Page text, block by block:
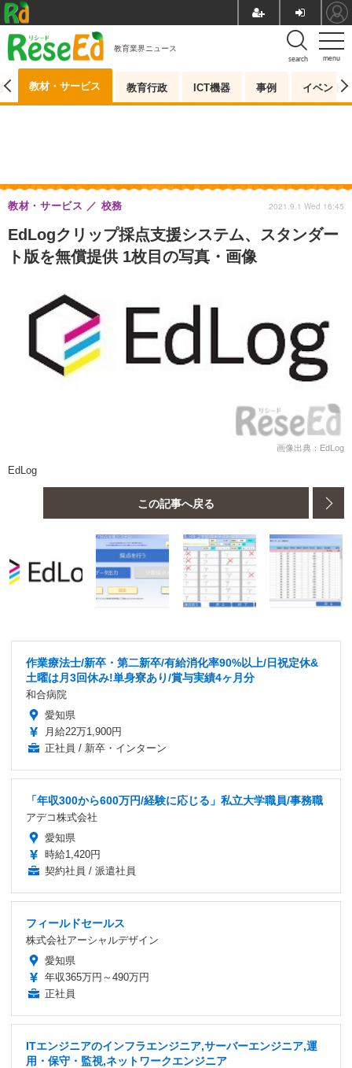
menu
search
教育業界ニュース
教材・サービス 教育行政 ICT機器 事例 イベント
EdLogクリップ採点支援システム、スタンダー
ト版を無償提供 1枚目の写真・画像
教材・サービス 校務 2021.9.1 Wed 16:45
画像出典：EdLog
EdLog
この記事へ戻る
作業療法士/新卒・第二新卒/有給消化率90%以上/日祝定休&
土曜は月3回休み!単身寮あり/賞与実績4ヶ月分
和合病院
愛知県
月給22万1,900円
正社員 / 新卒・インターン
「年収300から600万円/経験に応じる」私立大学職員/事務職
アデコ株式会社
愛知県
時給1,420円
契約社員 / 派遣社員
フィールドセールス
株式会社アーシャルデザイン
愛知県
年収365万円～490万円
正社員
ITエンジニアのインフラエンジニア,サーバーエンジニア,運
用・保守・監視,ネットワークエンジニア